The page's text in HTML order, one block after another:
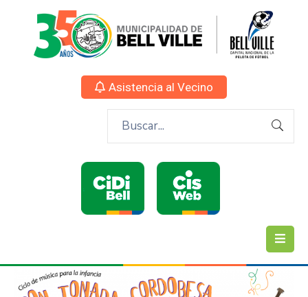
Asistencia al Vecino